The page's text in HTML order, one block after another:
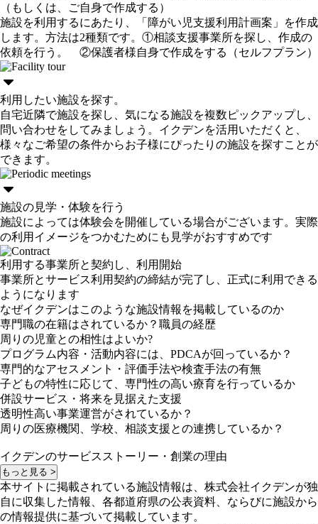
（もしくは、ご自身で作成する）
施設を利用するにあたり、「障がい児支援利用計画案」を作成
します。方法は2種類です。①相談支援事業所を探し、作成の
依頼を行う。 ②保護者様自身で作成をする（セルフプラン）
利用したい施設を探す。
自宅近隣で施設を探し、気になる施設を複数ピックアップし、
問い合わせをしてみましょう。イクデンを活用いただくと、
様々なご希望の条件からお子様にぴったりの施設を探すことが
できます。
施設の見学・体験を行う
施設によっては体験会を開催している場合がございます。実際
の利用イメージをつかむためにも見学がおすすめです
利用する事業所と契約し、利用開始
事業所とサービス利用契約の締結が完了し、正式に利用できる
ようになります
なぜイクデンはこのような施設情報を掲載しているのか
専門職の在籍はされているか？職員の経歴
周りの児童との相性はよいか?
プログラム内容・活動内容には、PDCAが回っているか？
専門的なアセスメント・評価手法や検査手法の有無
子どもの特性に応じて、専門性の高い療育を行っているか
併設サービス・将来を見据えた支援
透明性高い事業運営がされているか？
周りの医療機関、学校、相談支援との連携しているか？
イクデンのサービスストーリー・創業の理由
もっと見る >
本サイトに掲載されている施設情報は、株式会社イクデンが独
自に収集した情報、各都道府県の公表資料、ならびに施設から
の情報提供に基づいて掲載しています。